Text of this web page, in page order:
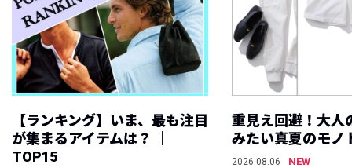
【ランキング】いま、最も注目
が集まるアイテムは？ ｜
TOP15
重見え回避！大人
みたい真夏のモノ
2026.08.06
NEW